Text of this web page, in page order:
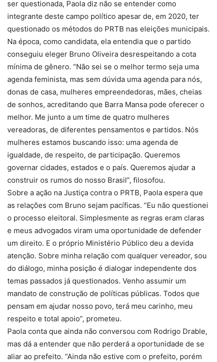
ser questionada, Paola diz não se entender como
integrante deste campo político apesar de, em 2020, ter
questionado os métodos do PRTB nas eleições municipais.
Na época, como candidata, ela entendia que o partido
conseguiu eleger Bruno Oliveira desrespeitando a cota
mínima de gênero. “Não sei se o melhor termo seja uma
agenda feminista, mas sem dúvida uma agenda para nós,
donas de casa, mulheres empreendedoras, mães, cheias
de sonhos, acreditando que Barra Mansa pode oferecer o
melhor. Me junto a um time de quatro mulheres
vereadoras, de diferentes pensamentos e partidos. Nós
mulheres estamos buscando isso: uma agenda de
igualdade, de respeito, de participação. Queremos
governar cidades, estados e o país. Queremos ajudar a
construir os rumos do nosso Brasil”, filosofou.
Sobre a ação na Justiça contra o PRTB, Paola espera que
as relações com Bruno sejam pacíficas. “Eu não questionei
o processo eleitoral. Simplesmente as regras eram claras
e meus advogados viram uma oportunidade de defender
um direito. E o próprio Ministério Público deu a devida
atenção. Sobre minha relação com qualquer vereador, sou
do diálogo, minha posição é dialogar independente dos
temas passados já questionados. Venho assumir um
mandato de construção de políticas públicas. Todos que
pensam em ajudar nosso povo, terá meu carinho, meu
respeito e total apoio”, prometeu.
Paola conta que ainda não conversou com Rodrigo Drable,
mas dá a entender que não perderá a oportunidade de se
aliar ao prefeito. “Ainda não estive com o prefeito, porém